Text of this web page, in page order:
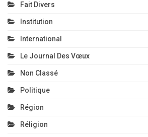
Fait Divers
Institution
International
Le Journal Des Vœux
Non Classé
Politique
Région
Réligion